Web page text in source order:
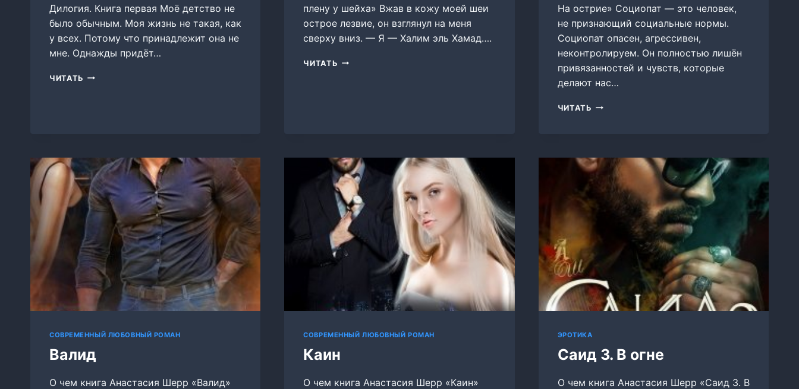
Дилогия. Книга первая Моё детство не
было обычным. Моя жизнь не такая, как
у всех. Потому что принадлежит она не
мне. Однажды придёт…
ЧИТАТЬ САМИР
плену у шейха» Вжав в кожу моей шеи
острое лезвие, он взглянул на меня
сверху вниз. — Я — Халим эль Хамад….
ЧИТАТЬ ХАЛИМ.
На острие» Социопат — это человек,
не признающий социальные нормы.
Социопат опасен, агрессивен,
неконтролируем. Он полностью лишён
привязанностей и чувств, которые
делают нас…
ЧИТАТЬ ГРЕШНИК.
СОВРЕМЕННЫЙ ЛЮБОВНЫЙ РОМАН
Валид
О чем книга Анастасия Шерр «Валид»
СОВРЕМЕННЫЙ ЛЮБОВНЫЙ РОМАН
Каин
О чем книга Анастасия Шерр «Каин»
ЭРОТИКА
Саид 3. В огне
О чем книга Анастасия Шерр «Саид 3. В